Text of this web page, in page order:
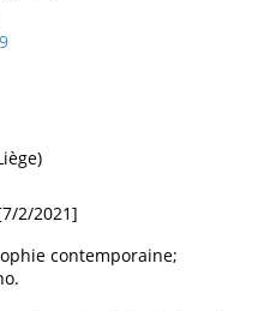
2/2021]
contemporaine;